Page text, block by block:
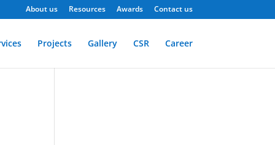
About us Resources Awards Contact us
Projects Gallery CSR Career